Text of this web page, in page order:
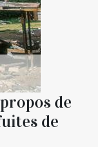
de
de